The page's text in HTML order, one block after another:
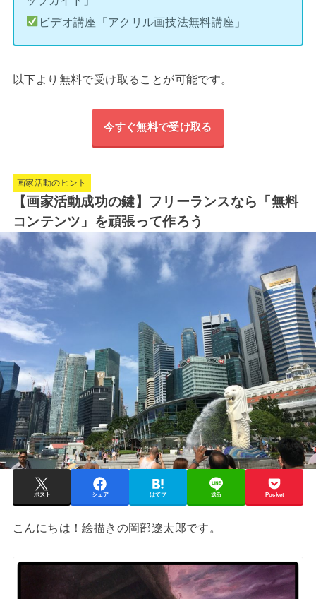
ビデオ講座「アクリル画技法無料講座」
以下より無料で受け取ることが可能です。
今すぐ無料で受け取る
画家活動のヒント
【画家活動成功の鍵】フリーランスなら「無料
コンテンツ」を頑張って作ろう
ポスト シェア はてブ 送る Pocket
こんにちは！絵描きの岡部遼太郎です。